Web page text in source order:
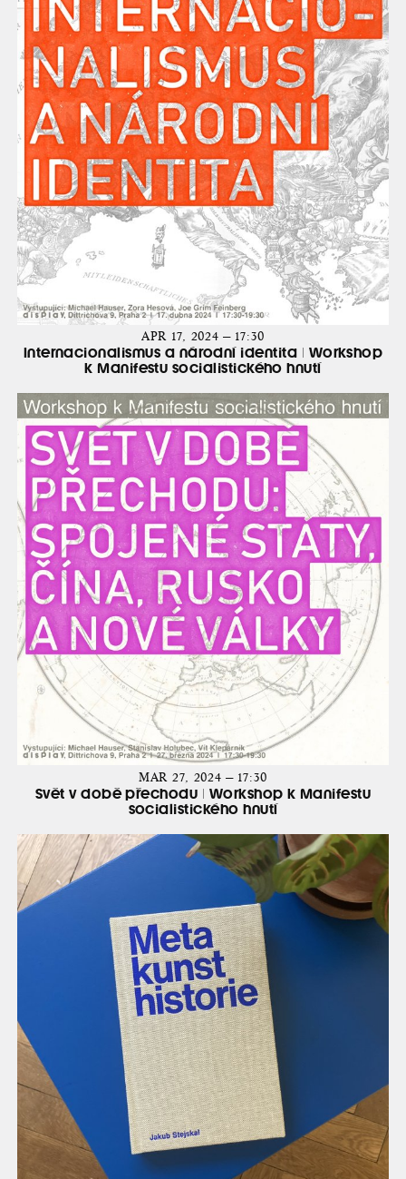
APR 17, 2024 — 17:30
Internacionalismus a národní identita | Workshop
k Manifestu socialistického hnutí
MAR 27, 2024 — 17:30
Svět v době přechodu | Workshop k Manifestu
socialistického hnutí